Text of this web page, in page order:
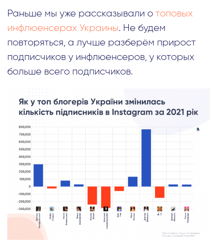
Раньше мы уже рассказывали о топовых
инфлюенсерах Украины. Не будем
повторяться, а лучше разберём прирост
подписчиков у инфлюенсеров, у которых
больше всего подписчиков.